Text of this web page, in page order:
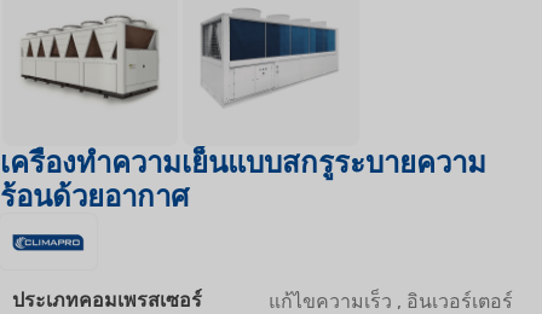
เครื่องทำความเย็นแบบสกรูระบายความ
ร้อนด้วยอากาศ
ประเภทคอมเพรสเซอร์ แก้ไขความเร็ว , อินเวอร์เตอร์